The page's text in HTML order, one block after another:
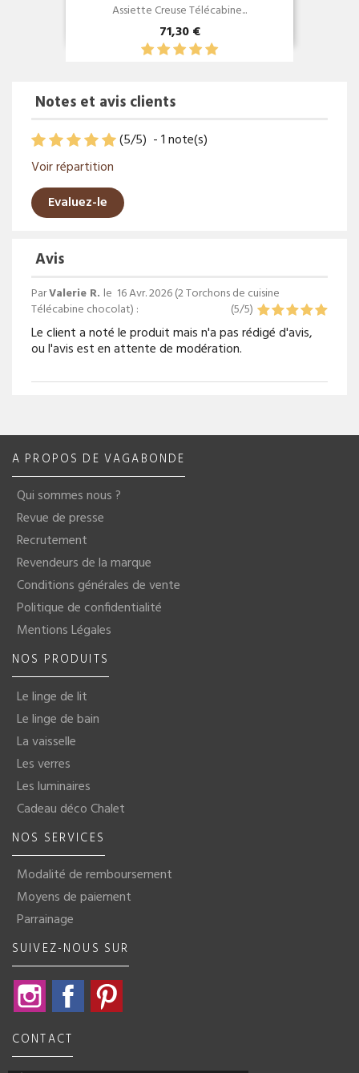
Assiette Creuse Télécabine...
71,30 €
Notes et avis clients
(5/5) -1note(s)
Voir répartition
Evaluez-le
Avis
ParValerie R. le 16 Avr. 2026 (2 Torchons de cuisine
Télécabine chocolat) : (5/5)
Le client a noté le produit mais n'a pas rédigé d'avis,
ou l'avis est en attente de modération.
A PROPOS DE VAGABONDE
Qui sommes nous ?
Revue de presse
Recrutement
Revendeurs de la marque
Conditions générales de vente
Politique de confidentialité
Mentions Légales
NOS PRODUITS
Le linge de lit
Le linge de bain
La vaisselle
Les verres
Les luminaires
Cadeau déco Chalet
NOS SERVICES
Modalité de remboursement
Moyens de paiement
Parrainage
SUIVEZ-NOUS SUR
InstagramFacebook
CONTACT